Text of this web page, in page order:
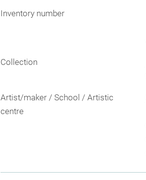
Inventory number
Collection
Artist/maker / School / Artistic
centre